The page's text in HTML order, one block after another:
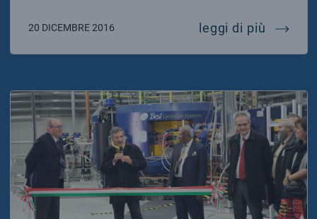
20 DICEMBRE 2016 leggi di più